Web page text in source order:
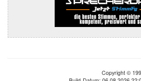
Copyright ©